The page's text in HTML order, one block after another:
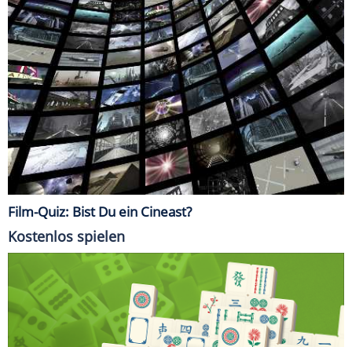
Film-Quiz: Bist Du ein Cineast?
Kostenlos spielen